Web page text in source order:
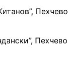
Пехчево
Пехчево